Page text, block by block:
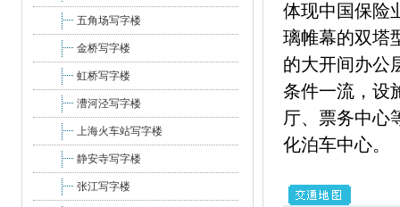
五角场写字楼
金桥写字楼
虹桥写字楼
漕河泾写字楼
上海火车站写字楼
静安寺写字楼
张江写字楼
体现中国保险
璃帷幕的双塔
的大开间办公
条件一流，设
厅、票务中心
化泊车中心。